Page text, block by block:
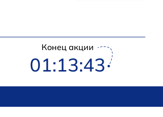
Конец акции
01:13:42